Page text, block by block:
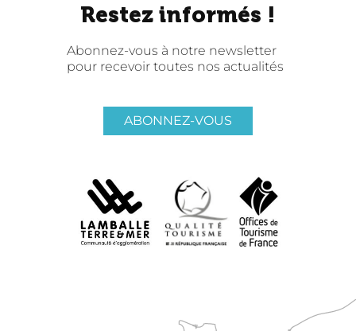
Restez informés !
Abonnez-vous à notre newsletter
pour recevoir toutes nos actualités
ABONNEZ-VOUS